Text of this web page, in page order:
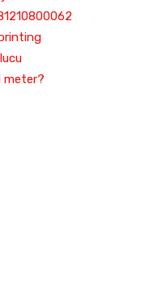
meter?